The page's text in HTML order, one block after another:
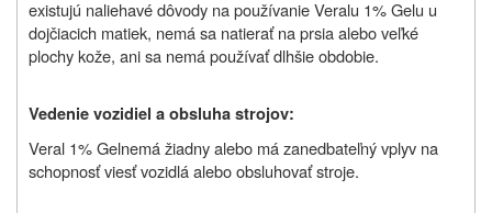
existujú naliehavé dôvody na používanie Veralu 1% Gelu u
dojčiacich matiek, nemá sa natierať na prsia alebo veľké
plochy kože, ani sa nemá používať dlhšie obdobie.
Vedenie vozidiel a obsluha strojov:
Veral 1% Gelnemá žiadny alebo má zanedbateľný vplyv na
schopnosť viesť vozidlá alebo obsluhovať stroje.